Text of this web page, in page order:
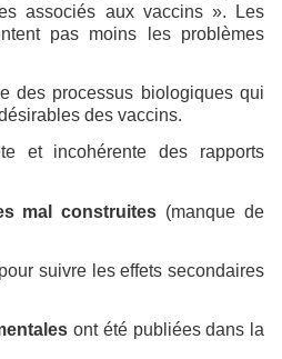
associés aux vaccins ». Les
pas moins les problèmes
des processus biologiques qui
des vaccins.
et incohérente des rapports
mal construites (manque de
suivre les effets secondaires
ont été publiées dans la